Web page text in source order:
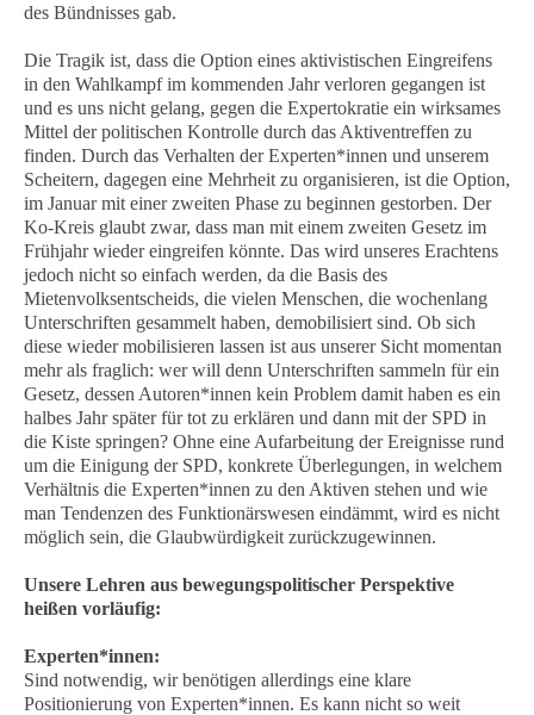
des Bündnisses gab.
Die Tragik ist, dass die Option eines aktivistischen Eingreifens
in den Wahlkampf im kommenden Jahr verloren gegangen ist
und es uns nicht gelang, gegen die Expertokratie ein wirksames
Mittel der politischen Kontrolle durch das Aktiventreffen zu
finden. Durch das Verhalten der Experten*innen und unserem
Scheitern, dagegen eine Mehrheit zu organisieren, ist die Option,
im Januar mit einer zweiten Phase zu beginnen gestorben. Der
Ko-Kreis glaubt zwar, dass man mit einem zweiten Gesetz im
Frühjahr wieder eingreifen könnte. Das wird unseres Erachtens
jedoch nicht so einfach werden, da die Basis des
Mietenvolksentscheids, die vielen Menschen, die wochenlang
Unterschriften gesammelt haben, demobilisiert sind. Ob sich
diese wieder mobilisieren lassen ist aus unserer Sicht momentan
mehr als fraglich: wer will denn Unterschriften sammeln für ein
Gesetz, dessen Autoren*innen kein Problem damit haben es ein
halbes Jahr später für tot zu erklären und dann mit der SPD in
die Kiste springen? Ohne eine Aufarbeitung der Ereignisse rund
um die Einigung der SPD, konkrete Überlegungen, in welchem
Verhältnis die Experten*innen zu den Aktiven stehen und wie
man Tendenzen des Funktionärswesen eindämmt, wird es nicht
möglich sein, die Glaubwürdigkeit zurückzugewinnen.
Unsere Lehren aus bewegungspolitischer Perspektive
heißen vorläufig:
Experten*innen:
Sind notwendig, wir benötigen allerdings eine klare
Positionierung von Experten*innen. Es kann nicht so weit